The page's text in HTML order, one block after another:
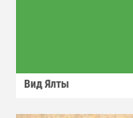
Вид Ялты